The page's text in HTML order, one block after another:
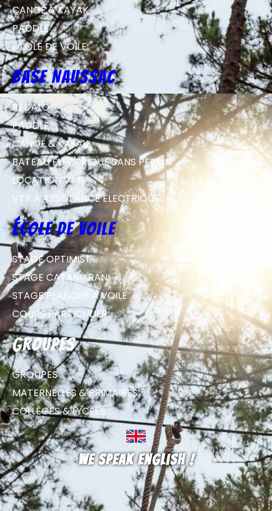
CANOË & KAYAK
PADDLE
ECOLE DE VOILE
Base Naussac
PÉDALO
PADDLE
CANOË & KAYAK
BATEAU ÉLECTRIQUE SANS PERMIS
LOCATION VTT
VTT À ASSISTANCE ÉLECTRIQUE
école de voile
STAGE OPTIMIST
STAGE CATAMARAN
STAGE PLANCHE À VOILE
COURS PARTICULIER
groupes
GROUPES
MATERNELLES & PRIMAIRES
COLLÈGES & LYCÉES
We speak english !